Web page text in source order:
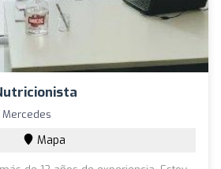
Mapa